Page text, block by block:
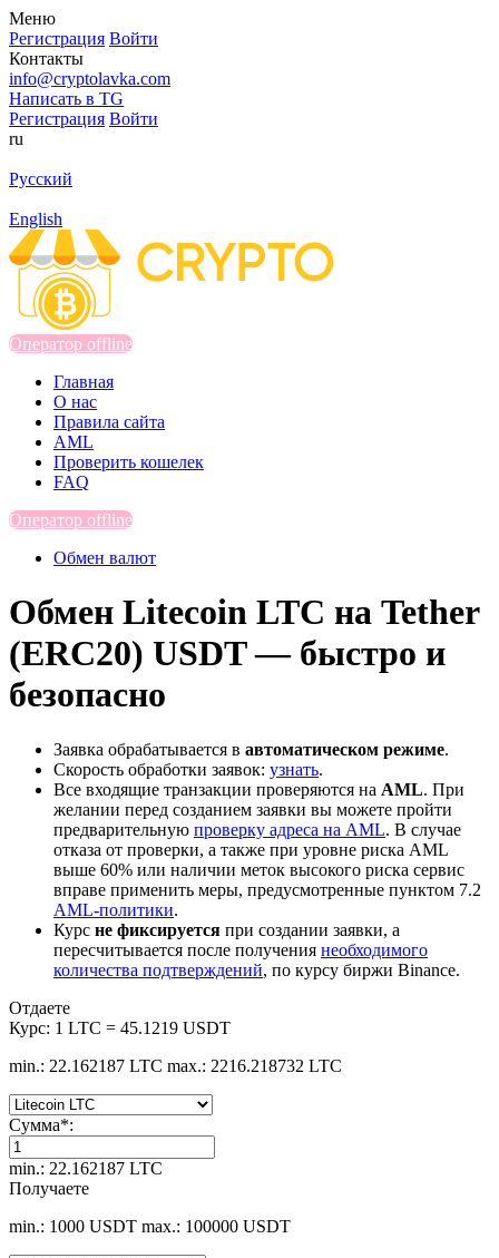
Меню
Регистрация Войти
Контакты
info@cryptolavka.com
Написать в TG
Регистрация Войти
ru
Русский
English
Оператор offline
Главная
О нас
Правила сайта
AML
Проверить кошелек
FAQ
Оператор offline
Обмен валют
Обмен Litecoin LTC на Tether
(ERC20) USDT — быстро и
безопасно
Заявка обрабатывается в автоматическом режиме.
Скорость обработки заявок: узнать.
Все входящие транзакции проверяются на AML. При
желании перед созданием заявки вы можете пройти
предварительную проверку адреса на AML. В случае
отказа от проверки, а также при уровне риска AML
выше 60% или наличии меток высокого риска сервис
вправе применить меры, предусмотренные пунктом 7.2
AML-политики.
Курс не фиксируется при создании заявки, а
пересчитывается после получения необходимого
количества подтверждений, по курсу биржи Binance.
Отдаете
Курс: 1 LTC = 45.1219 USDT
min.: 22.162187 LTC max.: 2216.218732 LTC
Сумма*:
min.: 22.162187 LTC
Получаете
min.: 1000 USDT max.: 100000 USDT